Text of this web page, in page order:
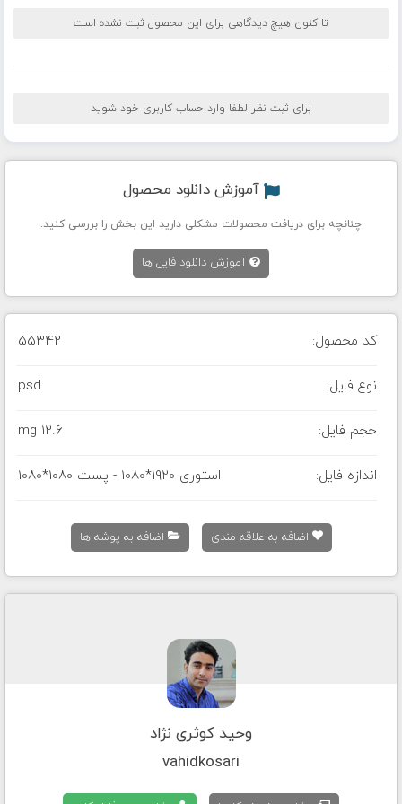
تا کنون هیچ دیدگاهی برای این محصول ثبت نشده است
برای ثبت نظر لطفا وارد حساب کاربری خود شوید
آموزش دانلود محصول
چنانچه برای دریافت محصولات مشکلی دارید این بخش را بررسی کنید.
آموزش دانلود فایل ها
کد محصول: 55342
نوع فایل: psd
حجم فایل: 12.6 mg
اندازه فایل: استوری 1920*1080 - پست 1080*1080
اضافه به علاقه مندی اضافه به پوشه ها
وحید کوثری نژاد
vahidkosari